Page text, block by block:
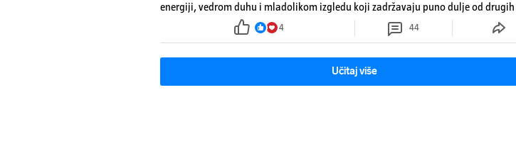
energiji, vedrom duhu i mladolikom izgledu koji zadržavaju puno dulje od drugih
4 44
Učitaj više